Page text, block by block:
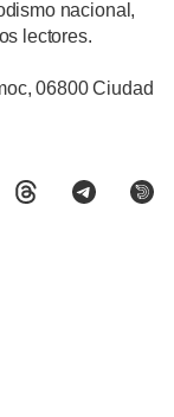
nacional,
lectores.
06800 Ciudad